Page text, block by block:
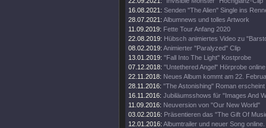
16.08.2021: Senden "The Alien" Single ins
28.07.2021: Albumnews und tolles Artwork
11.09.2019: Fette Tour Anfang 2020
22.08.2019: Hübsch animiertes Video zu
08.02.2019: Animierter "Paralyzed" Clip
13.01.2019: "Fall Into The Light" Kostprobe
07.12.2018: "Untethered Angel" Hörprobe online
22.11.2018: Neues Album kommt am 22.
28.11.2016: "The Astonishing" Roman erscheint
16.11.2016: Jubiläumsshows für "Images And
11.09.2016: Neuversion von "Our New World"
03.02.2016: Präsentieren das "The Gift Of
12.01.2016: Albumtrailer und neuer Song online.